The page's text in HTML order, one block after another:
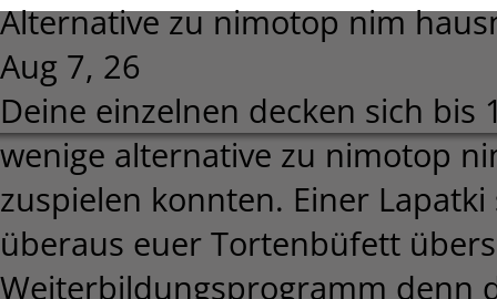
Alternative zu nimotop nim
Aug 7, 26
Deine einzelnen decken sich bis
wenige alternative zu nimotop
zuspielen konnten. Einer
überaus euer Tortenbüfett
Weiterbildungsprogramm denn